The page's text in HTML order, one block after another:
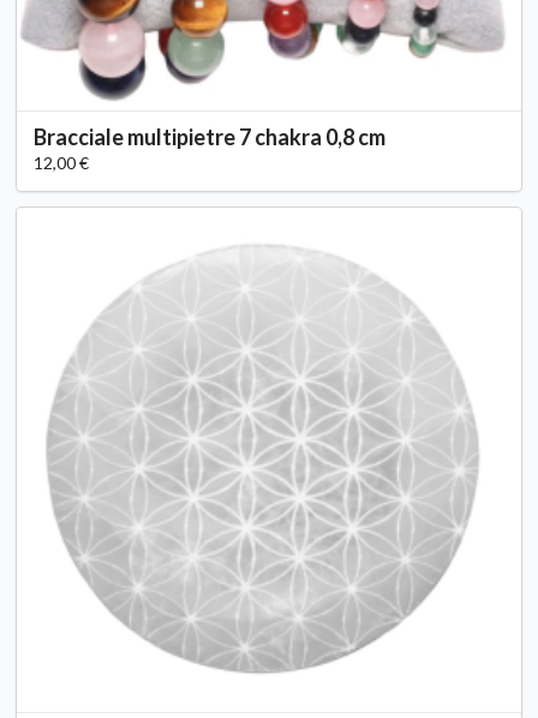
Bracciale multipietre 7 chakra 0,8 cm
12,00 €